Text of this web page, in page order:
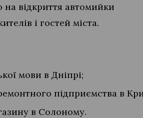
відкриття автомийки
і гостей міста.
мови в Дніпрі;
підприємства в
в Солоному.